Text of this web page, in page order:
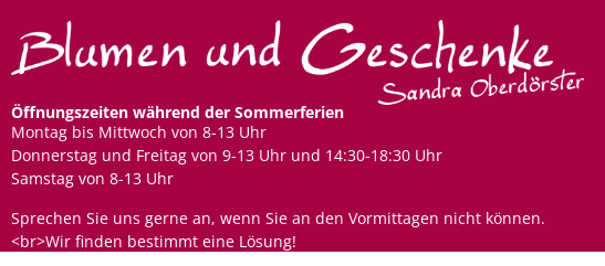
Öffnungszeiten während der Sommerferien
Montag bis Mittwoch von 8-13 Uhr
Donnerstag und Freitag von 9-13 Uhr und 14:30-18:30 Uhr
Samstag von 8-13 Uhr
Sprechen Sie uns gerne an, wenn Sie an den Vormittagen nicht können.
<br>Wir finden bestimmt eine Lösung!